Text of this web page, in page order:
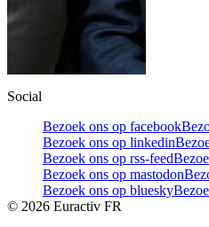
Social
Bezoek ons op facebook
Bezoek ons op linkedin
Bezoek ons op rss-feed
Bezoek ons op mastodon
Bezoek ons op bluesky
© 2026 Euractiv FR